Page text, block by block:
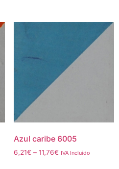
Azul caribe 6005
6,21€ – 11,76€ IVA Incluido